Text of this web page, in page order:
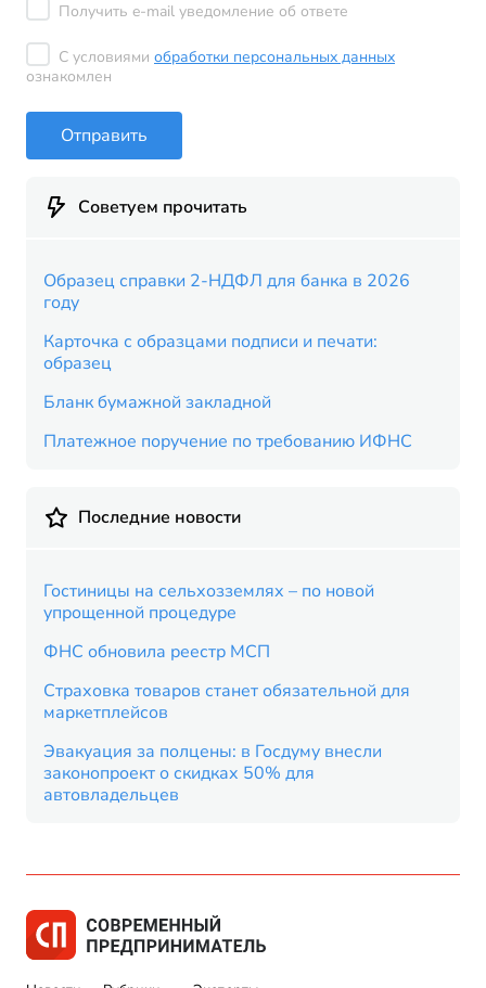
Получить e-mail уведомление об ответе
С условиями обработки персональных данных
ознакомлен
Отправить
Советуем прочитать
Образец справки 2-НДФЛ для банка в 2026
году
Карточка с образцами подписи и печати:
образец
Бланк бумажной закладной
Платежное поручение по требованию ИФНС
Последние новости
Гостиницы на сельхозземлях – по новой
упрощенной процедуре
ФНС обновила реестр МСП
Страховка товаров станет обязательной для
маркетплейсов
Эвакуация за полцены: в Госдуму внесли
законопроект о скидках 50% для
автовладельцев